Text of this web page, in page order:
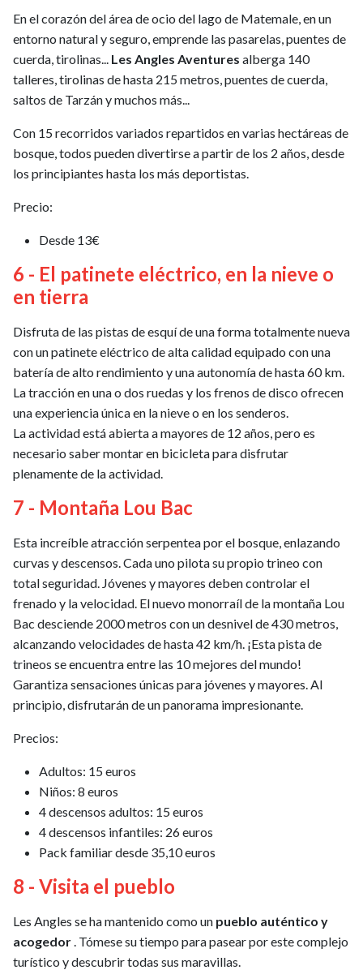
En el corazón del área de ocio del lago de Matemale, en un
entorno natural y seguro, emprende las pasarelas, puentes de
cuerda, tirolinas... Les Angles Aventures alberga 140
talleres, tirolinas de hasta 215 metros, puentes de cuerda,
saltos de Tarzán y muchos más...
Con 15 recorridos variados repartidos en varias hectáreas de
bosque, todos pueden divertirse a partir de los 2 años, desde
los principiantes hasta los más deportistas.
Precio:
Desde 13€
6 - El patinete eléctrico, en la nieve o
en tierra
Disfruta de las pistas de esquí de una forma totalmente nueva
con un patinete eléctrico de alta calidad equipado con una
batería de alto rendimiento y una autonomía de hasta 60 km.
La tracción en una o dos ruedas y los frenos de disco ofrecen
una experiencia única en la nieve o en los senderos.
La actividad está abierta a mayores de 12 años, pero es
necesario saber montar en bicicleta para disfrutar
plenamente de la actividad.
7 - Montaña Lou Bac
Esta increíble atracción serpentea por el bosque, enlazando
curvas y descensos. Cada uno pilota su propio trineo con
total seguridad. Jóvenes y mayores deben controlar el
frenado y la velocidad. El nuevo monorraíl de la montaña Lou
Bac desciende 2000 metros con un desnivel de 430 metros,
alcanzando velocidades de hasta 42 km/h. ¡Esta pista de
trineos se encuentra entre las 10 mejores del mundo!
Garantiza sensaciones únicas para jóvenes y mayores. Al
principio, disfrutarán de un panorama impresionante.
Precios:
Adultos: 15 euros
Niños: 8 euros
4 descensos adultos: 15 euros
4 descensos infantiles: 26 euros
Pack familiar desde 35,10 euros
8 - Visita el pueblo
Les Angles se ha mantenido como un pueblo auténtico y
acogedor . Tómese su tiempo para pasear por este complejo
turístico y descubrir todas sus maravillas.